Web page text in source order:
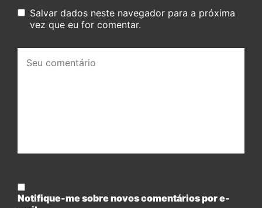
Salvar dados neste navegador para a próxima
vez que eu for comentar.
comentário:
Notifique-me sobre novos comentários por e-